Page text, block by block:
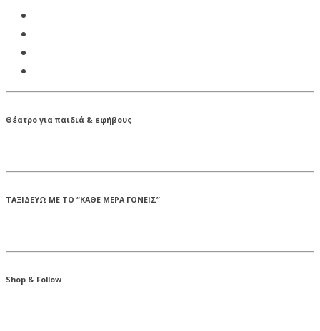
Θέατρο για παιδιά & εφήβους
ΤΑΞΙΔΕΥΩ ΜΕ ΤΟ “ΚΑΘΕ ΜΕΡΑ ΓΟΝΕΙΣ”
Shop & Follow